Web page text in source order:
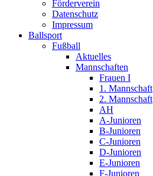
Förderverein
Datenschutz
Impressum
Ballsport
Fußball
Aktuelles
Mannschaften
Frauen I
1. Mannschaft
2. Mannschaft
AH
A-Junioren
B-Junioren
C-Junioren
D-Junioren
E-Junioren
F-Junioren